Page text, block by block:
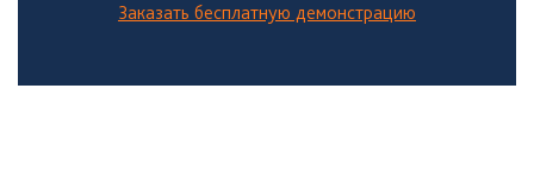
Заказать бесплатную демонстрацию